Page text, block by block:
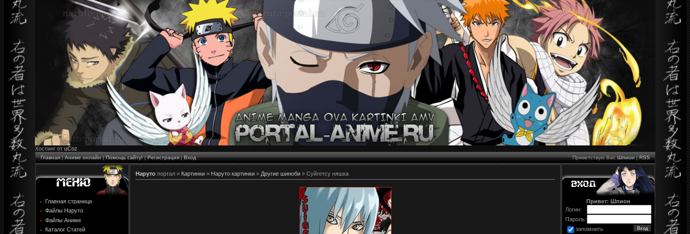
Хостинг от uCoz
Главная|Аниме онлайн|Помощь сайту!|Регистрация|Вход Приветствую Вас Шпион|RSS
Главная страница
Файлы Наруто
Файлы Аниме
Каталог Статей
Наруто портал » Картинки » Наруто картинки » Другие шиноби » Суйгетсу няшка
Привет: Шпион
Логин:
Пароль:
запомнить